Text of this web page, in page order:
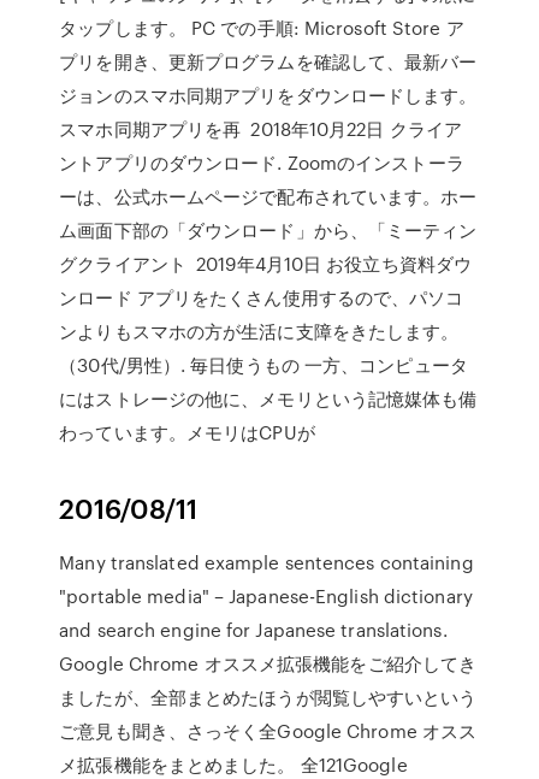
タップします。 PC での手順: Microsoft Store ア
プリを開き、更新プログラムを確認して、最新バー
ジョンのスマホ同期アプリをダウンロードします。
スマホ同期アプリを再 2018年10月22日 クライア
ントアプリのダウンロード. Zoomのインストーラ
ーは、公式ホームページで配布されています。ホー
ム画面下部の「ダウンロード」から、「ミーティン
グクライアント 2019年4月10日 お役立ち資料ダウ
ンロード アプリをたくさん使用するので、パソコ
ンよりもスマホの方が生活に支障をきたします。
（30代/男性）. 毎日使うもの 一方、コンピュータ
にはストレージの他に、メモリという記憶媒体も備
わっています。メモリはCPUが
2016/08/11
Many translated example sentences containing
"portable media" – Japanese-English dictionary
and search engine for Japanese translations.
Google Chrome オススメ拡張機能をご紹介してき
ましたが、全部まとめたほうが閲覧しやすいという
ご意見も聞き、さっそく全Google Chrome オスス
メ拡張機能をまとめました。 全121Google